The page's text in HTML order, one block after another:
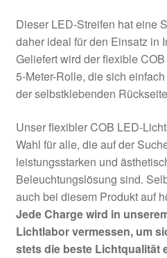
Dieser LED-Streifen hat eine
daher ideal für den Einsatz in
Geliefert wird der flexible
5-Meter-Rolle, die sich
der selbstklebenden
Unser flexibler COB LED-
Wahl für alle, die auf der
leistungsstarken und
Beleuchtungslösung sind.
auch bei diesem Produkt auf
Jede Charge wird in
Lichtlabor vermessen, um
stets die beste Lichtqualität